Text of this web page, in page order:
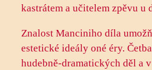
kastrátem a učitelem zpěvu
Znalost Manciniho díla
estetické ideály oné éry.
hudebně-dramatických děl a